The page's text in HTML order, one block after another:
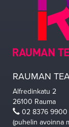
RAUMAN
Alfredinkatu 2
26100 Rauma
02 8376 9900
(puhelin avoinna